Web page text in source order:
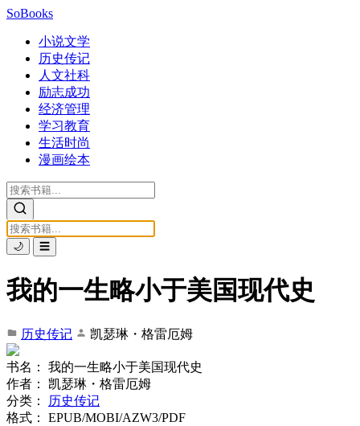
SoBooks
小说文学
历史传记
人文社科
励志成功
经济管理
学习教育
生活时尚
漫画绘本
🌙 ☰
我的一生略小于美国现代史
历史传记 凯瑟琳・格雷厄姆
书名：
我的一生略小于美国现代史
作者：
凯瑟琳・格雷厄姆
分类：
历史传记
格式：
EPUB/MOBI/AZW3/PDF